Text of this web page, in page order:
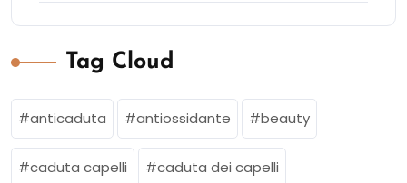
Tag Cloud
anticaduta antiossidante beauty
caduta capelli caduta dei capelli